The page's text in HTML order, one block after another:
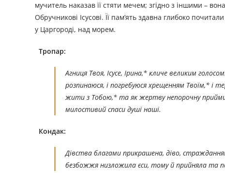
мучитель наказав її стяти мечем; згідно з іншими –
Обручникові Ісусові. Її пам’ять здавна глибоко
у Царгороді, над морем.
Тропар:
Агниця Твоя, Ісусе, Ірина,* кличе великим
розпинаюся, і погребуюся хрещенням Твоїм,* і
жити з Тобою,* та як жертву непорочну
милостивий спаси душі наші.
Кондак:
Дівства благами прикрашена, діво,
безбожжя низложила єси, тому й прийняла та